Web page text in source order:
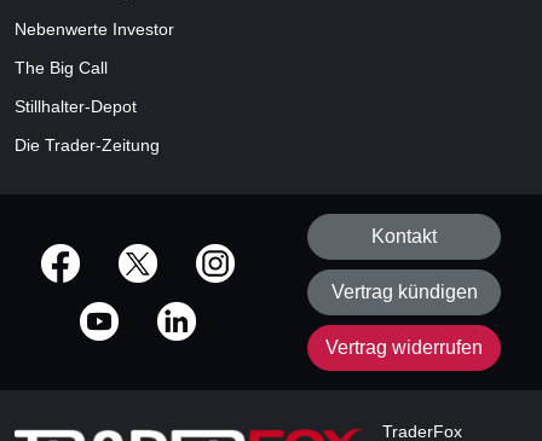
Nebenwerte Investor
The Big Call
Stillhalter-Depot
Die Trader-Zeitung
offizielle Social Media-Accounts
Kontakt
Vertrag kündigen
Vertrag widerrufen
TraderFox